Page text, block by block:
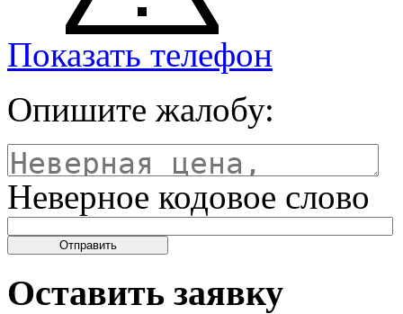
Показать телефон
Опишите жалобу:
Неверное кодовое слово
Оставить заявку